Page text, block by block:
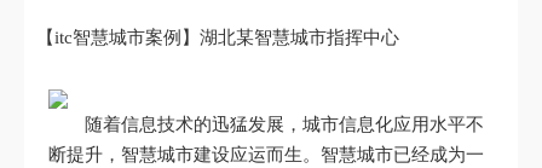
【itc智慧城市案例】湖北某智慧城市指挥中心
随着信息技术的迅猛发展，城市信息化应用水平不
断提升，智慧城市建设应运而生。智慧城市已经成为一